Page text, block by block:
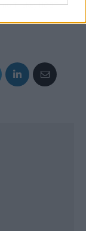
TheKey HOST